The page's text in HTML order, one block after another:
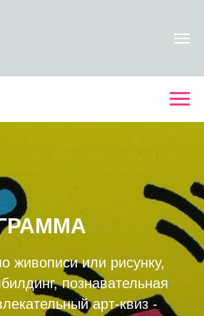
живописи или рисунку,
познавательная
арт-квиз -